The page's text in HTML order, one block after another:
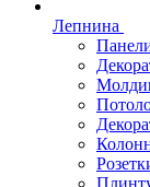
Лепнина